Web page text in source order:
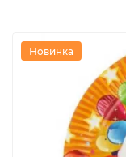
Новинка